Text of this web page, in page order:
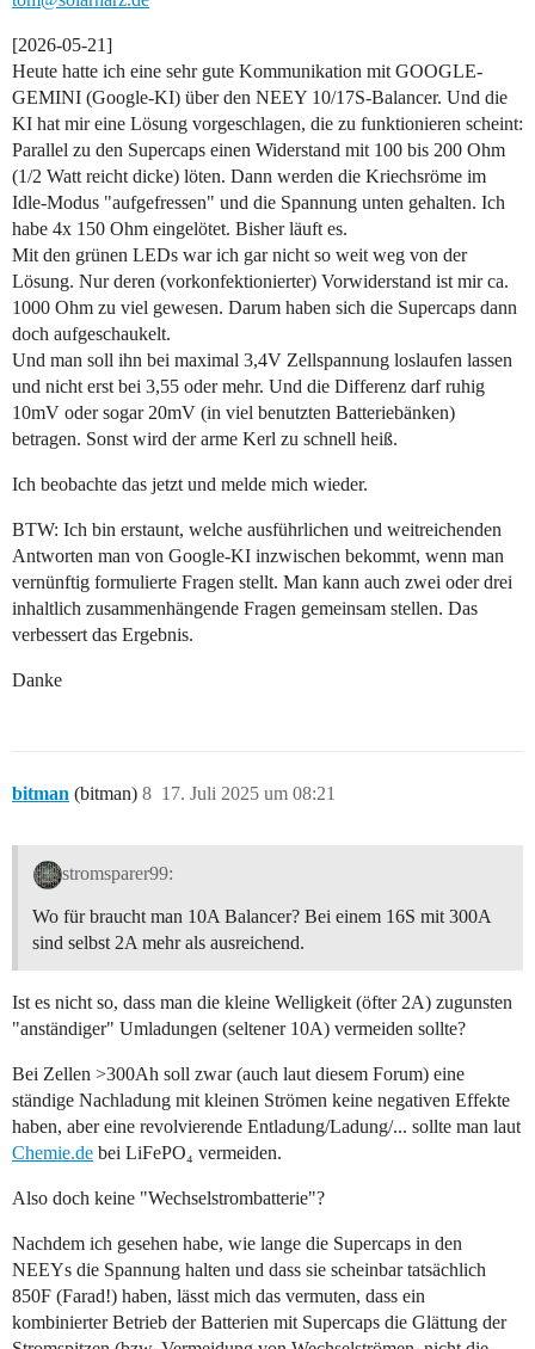
[2026-05-21]
Heute hatte ich eine sehr gute Kommunikation mit GOOGLE-
GEMINI (Google-KI) über den NEEY 10/17S-Balancer. Und die
KI hat mir eine Lösung vorgeschlagen, die zu funktionieren scheint:
Parallel zu den Supercaps einen Widerstand mit 100 bis 200 Ohm
(1/2 Watt reicht dicke) löten. Dann werden die Kriechsröme im
Idle-Modus "aufgefressen" und die Spannung unten gehalten. Ich
habe 4x 150 Ohm eingelötet. Bisher läuft es.
Mit den grünen LEDs war ich gar nicht so weit weg von der
Lösung. Nur deren (vorkonfektionierter) Vorwiderstand ist mir ca.
1000 Ohm zu viel gewesen. Darum haben sich die Supercaps dann
doch aufgeschaukelt.
Und man soll ihn bei maximal 3,4V Zellspannung loslaufen lassen
und nicht erst bei 3,55 oder mehr. Und die Differenz darf ruhig
10mV oder sogar 20mV (in viel benutzten Batteriebänken)
betragen. Sonst wird der arme Kerl zu schnell heiß.
Ich beobachte das jetzt und melde mich wieder.
BTW: Ich bin erstaunt, welche ausführlichen und weitreichenden
Antworten man von Google-KI inzwischen bekommt, wenn man
vernünftig formulierte Fragen stellt. Man kann auch zwei oder drei
inhaltlich zusammenhängende Fragen gemeinsam stellen. Das
verbessert das Ergebnis.
Danke
bitman (bitman) 17. Juli 2025 um 08:21
8
stromsparer99:
Wo für braucht man 10A Balancer? Bei einem 16S mit 300A
sind selbst 2A mehr als ausreichend.
Ist es nicht so, dass man die kleine Welligkeit (öfter 2A) zugunsten
"anständiger" Umladungen (seltener 10A) vermeiden sollte?
Bei Zellen >300Ah soll zwar (auch laut diesem Forum) eine
ständige Nachladung mit kleinen Strömen keine negativen Effekte
haben, aber eine revolvierende Entladung/Ladung/... sollte man laut
Chemie.de bei LiFePO₄ vermeiden.
Also doch keine "Wechselstrombatterie"?
Nachdem ich gesehen habe, wie lange die Supercaps in den
NEEYs die Spannung halten und dass sie scheinbar tatsächlich
850F (Farad!) haben, lässt mich das vermuten, dass ein
kombinierter Betrieb der Batterien mit Supercaps die Glättung der